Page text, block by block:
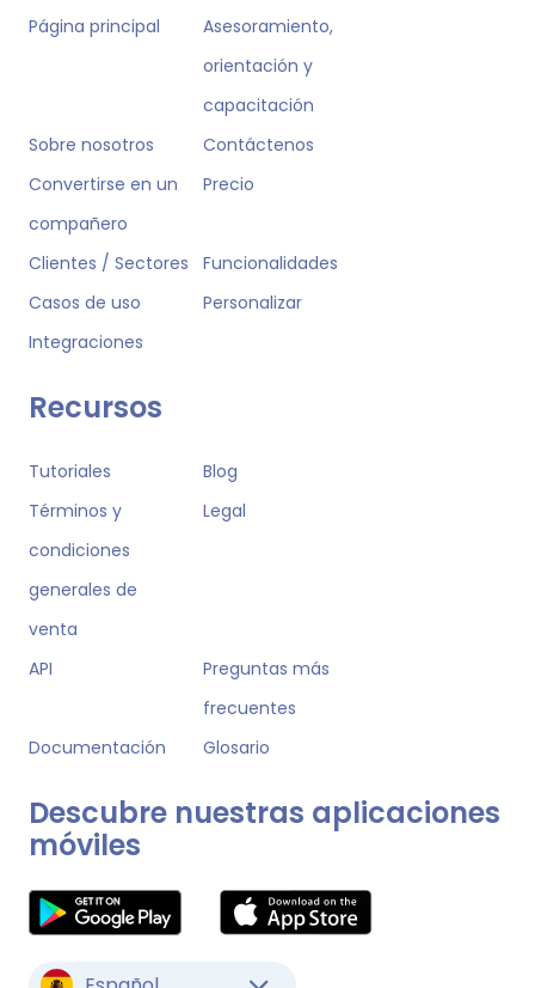
Página principal
Asesoramiento,
orientación y
capacitación
Sobre nosotros
Contáctenos
Convertirse en un
compañero
Precio
Clientes / Sectores
Funcionalidades
Casos de uso
Personalizar
Integraciones
Recursos
Tutoriales
Blog
Términos y
condiciones
generales de
venta
Legal
API
Preguntas más
frecuentes
Documentación
Glosario
Descubre nuestras aplicaciones
móviles